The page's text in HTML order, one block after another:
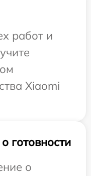
работ и
Xiaomi
готовности
о